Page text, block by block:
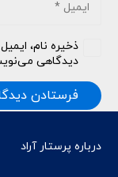
ذخیره نام،
دیدگاهی
فرستادن
درباره پرستار آراد